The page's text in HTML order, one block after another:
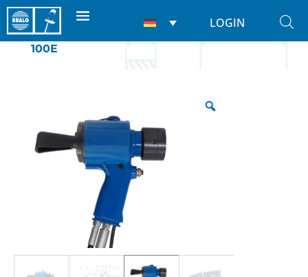
LOGIN
Start/ Nietwerkzeuge Für nieten/ HT-
100E